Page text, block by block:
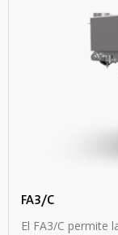
FA3/C
El FA3/C permite